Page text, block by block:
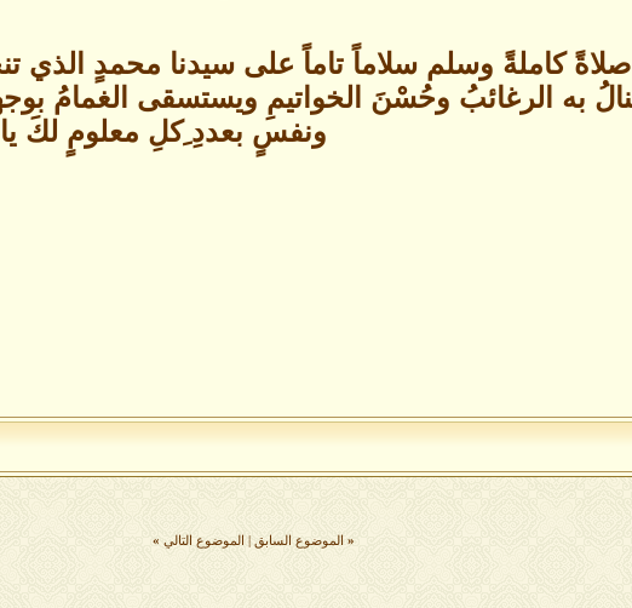
كاملةً وسلم سلاماً تاماً على سيدنا محمدٍ الذي
به الرغائبُ وحُسْنَ الخواتيمِ ويستسقى الغمامُ
ونفسٍ بعددِ ِكلِ معلومٍ لكَ
« الموضوع السابق الموضوع التالي »